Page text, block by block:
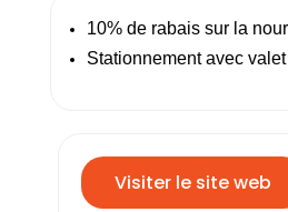
10% de rabais sur la
Stationnement avec
Visiter le site web